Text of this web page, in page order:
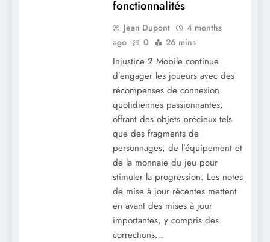
Injustice 2 Mobile : Mythes sur les
récompenses de l’arène, idées reçues,
Injustice 2 Mobile : Impact des
récompenses de connexion quotidienne,
progression des joueurs, gestion des
fonctionnalités
Jean Dupont
4 months
ago
0 26 mins
Injustice 2 Mobile continue
d’engager les joueurs avec des
récompenses de connexion
quotidiennes passionnantes,
offrant des objets précieux tels
que des fragments de
personnages, de l’équipement et
de la monnaie du jeu pour
stimuler la progression. Les notes
de mise à jour récentes mettent
en avant des mises à jour
importantes, y compris des
corrections…